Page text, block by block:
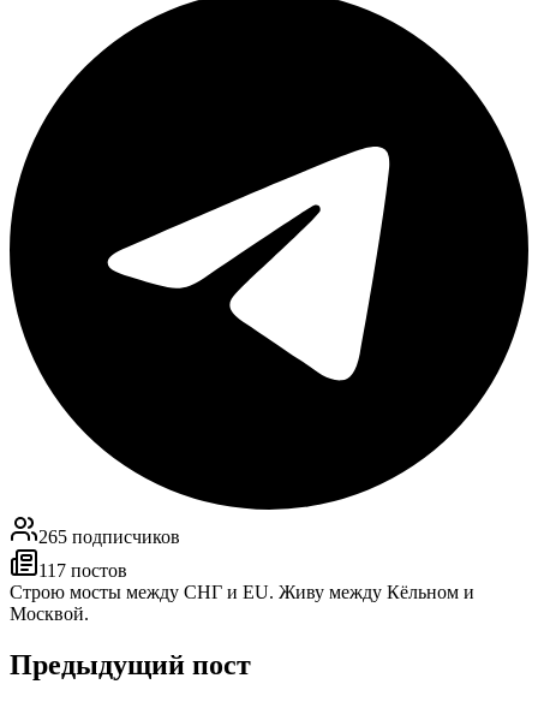
265 подписчиков
117 постов
Строю мосты между СНГ и EU. Живу между Кёльном и
Москвой.
Предыдущий пост